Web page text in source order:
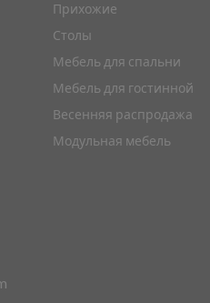
Прихожие
Столы
Мебель для спальни
Мебель для гостинной
Весенняя распродажа
Модульная мебель